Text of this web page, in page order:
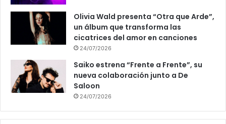
Olivia Wald presenta “Otra que Arde”,
un álbum que transforma las
cicatrices del amor en canciones
24/07/2026
Saiko estrena “Frente a Frente”, su
nueva colaboración junto a De
Saloon
24/07/2026